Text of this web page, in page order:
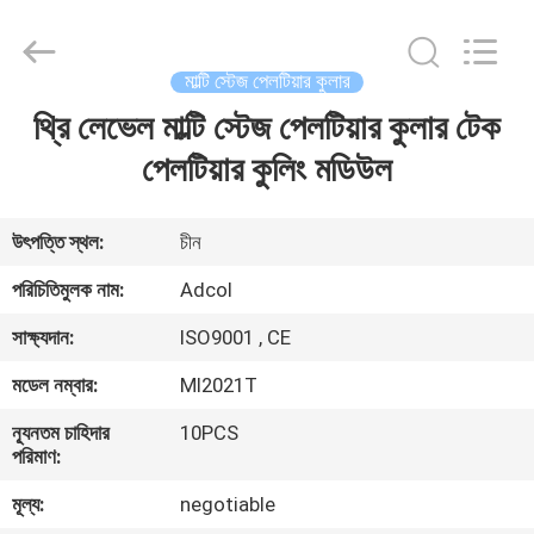
বাড়ি
ভিডিও
আমাদের
সম্পর্কে
ভ্রমণ
Reserved.
মাল্টি স্টেজ পেলটিয়ার কুলার
থ্রি লেভেল মাল্টি স্টেজ পেলটিয়ার কুলার টেক
পেলটিয়ার কুলিং মডিউল
উৎপত্তি স্থল:
চীন
পরিচিতিমুলক নাম:
Adcol
সাক্ষ্যদান:
ISO9001 , CE
মডেল নম্বার:
MI2021T
ন্যূনতম চাহিদার
পরিমাণ:
10PCS
মূল্য:
negotiable